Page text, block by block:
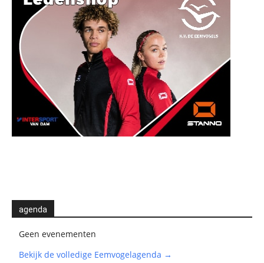
agenda
Geen evenementen
Bekijk de volledige Eemvogelagenda →